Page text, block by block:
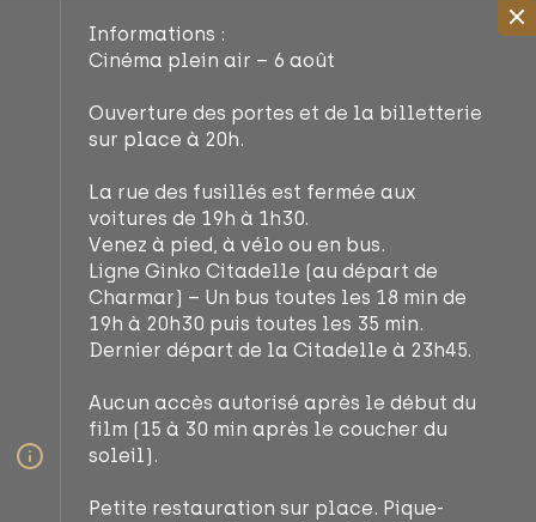
Informations :
Cinéma plein air – 6 août
Ouverture des portes et de la billetterie
sur place à 20h.
La rue des fusillés est fermée aux
voitures de 19h à 1h30.
Venez à pied, à vélo ou en bus.
Ligne Ginko Citadelle (au départ de
Charmar) – Un bus toutes les 18 min de
19h à 20h30 puis toutes les 35 min.
Dernier départ de la Citadelle à 23h45.
Aucun accès autorisé après le début du
film (15 à 30 min après le coucher du
soleil).
Petite restauration sur place. Pique-